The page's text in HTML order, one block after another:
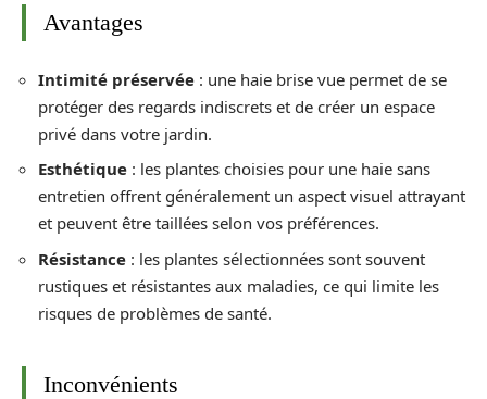
Avantages
Intimité préservée : une haie brise vue permet de se
protéger des regards indiscrets et de créer un espace
privé dans votre jardin.
Esthétique : les plantes choisies pour une haie sans
entretien offrent généralement un aspect visuel attrayant
et peuvent être taillées selon vos préférences.
Résistance : les plantes sélectionnées sont souvent
rustiques et résistantes aux maladies, ce qui limite les
risques de problèmes de santé.
Inconvénients